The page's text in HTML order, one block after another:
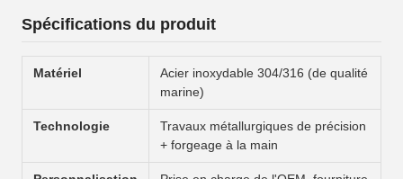
Spécifications du produit
Matériel
Acier inoxydable 304/316 (de qualité
marine)
Technologie
Travaux métallurgiques de précision
+ forgeage à la main